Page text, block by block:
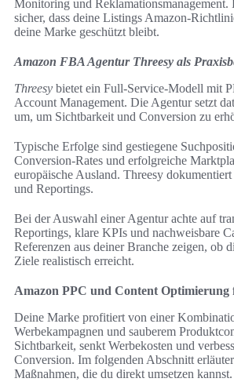
Monitoring und Reklamationsmanagement.
sicher, dass deine Listings Amazon-
deine Marke geschützt bleibt.
Amazon FBA Agentur Threesy als
Threesy bietet ein Full-Service-Modell mit
Account Management. Die Agentur setzt
um, um Sichtbarkeit und Conversion zu
Typische Erfolge sind gestiegene
Conversion-Rates und erfolgreiche
europäische Ausland. Threesy
und Reportings.
Bei der Auswahl einer Agentur achte auf
Reportings, klare KPIs und nachweisbare
Referenzen aus deiner Branche zeigen, ob
Ziele realistisch erreicht.
Amazon PPC und Content
Deine Marke profitiert von einer
Werbekampagnen und sauberem
Sichtbarkeit, senkt Werbekosten und
Conversion. Im folgenden Abschnitt
Maßnahmen, die du direkt umsetzen kannst.